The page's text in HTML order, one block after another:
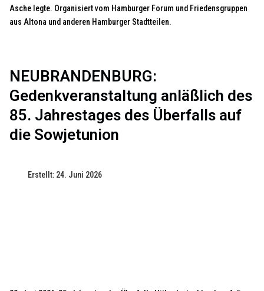
Asche legte. Organisiert vom Hamburger Forum und Friedensgruppen
aus Altona und anderen Hamburger Stadtteilen.
NEUBRANDENBURG:
Gedenkveranstaltung anläßlich des
85. Jahrestages des Überfalls auf
die Sowjetunion
Erstellt: 24. Juni 2026